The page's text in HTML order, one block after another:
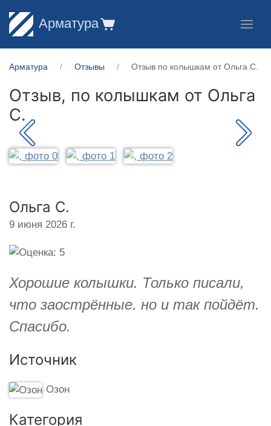
Арматура
Арматура Отзывы Отзыв по колышкам от Ольга С.
Отзыв, по колышкам от Ольга
С.
Ольга С.
9 июня 2026 г.
Хорошие колышки. Только писали,
что заострённые. но и так пойдёт.
Спасибо.
Источник
Озон
Категория